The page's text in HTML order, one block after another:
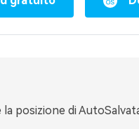
la posizione di